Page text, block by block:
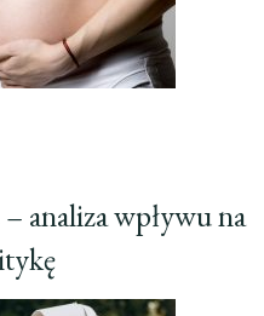
analiza wpływu na